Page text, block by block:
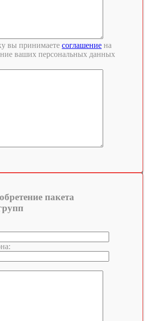
вы принимаете соглашение на
ваших персональных данных
пакета